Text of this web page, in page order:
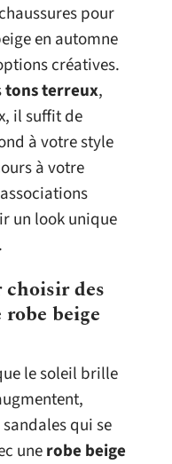
pour
en automne
créatives.
tons terreux,
il suffit de
à votre style
à votre
un look unique
choisir des
robe beige
le soleil brille
qui se
unerobe beige